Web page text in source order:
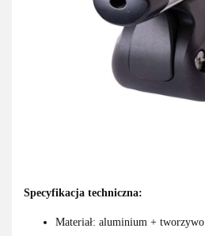
Specyfikacja techniczna:
Materiał: aluminium + tworzywo